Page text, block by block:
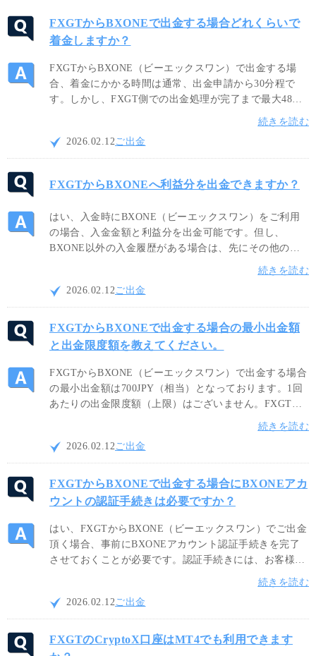
FXGTからBXONEで出金する場合どれくらいで
着金しますか？
FXGTからBXONE（ビーエックスワン）で出金する場
合、着金にかかる時間は通常、出金申請から30分程で
す。しかし、FXGT側での出金処理が完了まで最大48時
間程かかる場合もございます。出金処理が完了次第、
FXGTとBXONEからメールが送信され、お客様の
BXONEアカウントに資金が反映されます。
続きを読む
2026.02.12ご出金
FXGTからBXONEへ利益分を出金できますか？
はい、入金時にBXONE（ビーエックスワン）をご利用
の場合、入金金額と利益分を出金可能です。但し、
BXONE以外の入金履歴がある場合は、先にその他の出
金を完了させてからBXONEをご利用ください。尚、
BXONEによる出金は、日本円、米ドル、ユーロでの出
金に対応しております。
続きを読む
2026.02.12ご出金
FXGTからBXONEで出金する場合の最小出金額
と出金限度額を教えてください。
FXGTからBXONE（ビーエックスワン）で出金する場合
の最小出金額は700JPY（相当）となっております。1回
あたりの出金限度額（上限）はございません。FXGTの
BXONEによる出金は、日本円（JPY）、米ドル
（USD）、ユーロ（EUR）の3種類の通貨から出金可能
です。
続きを読む
2026.02.12ご出金
FXGTからBXONEで出金する場合にBXONEアカ
ウントの認証手続きは必要ですか？
はい、FXGTからBXONE（ビーエックスワン）でご出金
頂く場合、事前にBXONEアカウント認証手続きを完了
させておくことが必要です。認証手続きには、お客様の
登録名、メールアドレス、アカウントIDを確認できるス
クリーンショットをアップロードしてください。
続きを読む
2026.02.12ご出金
FXGTのCryptoX口座はMT4でも利用できます